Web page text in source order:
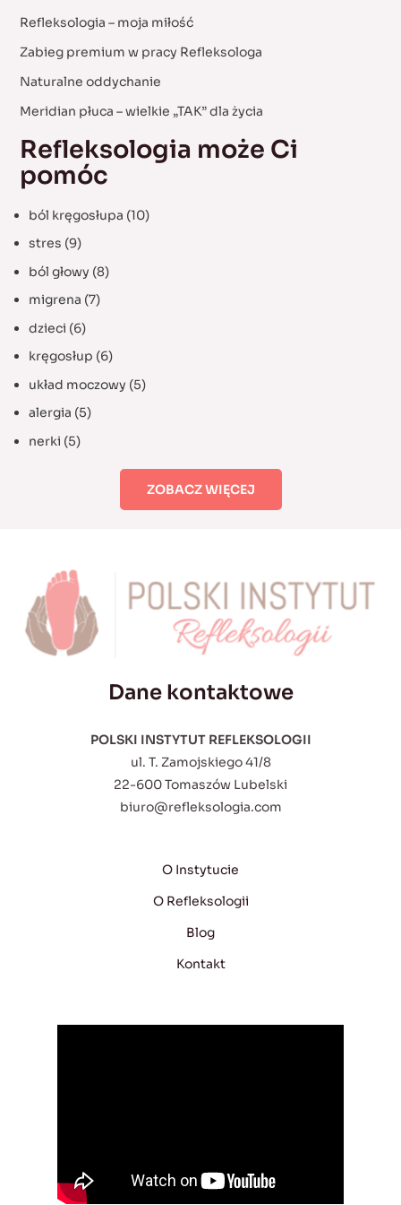
o
r
:
Refleksologia – moja miłość
Zabieg premium w pracy Refleksologa
Naturalne oddychanie
Meridian płuca – wielkie „TAK” dla życia
Refleksologia może Ci
pomóc
ból kręgosłupa (10)
stres (9)
ból głowy (8)
migrena (7)
dzieci (6)
kręgosłup (6)
układ moczowy (5)
alergia (5)
nerki (5)
ZOBACZ WIĘCEJ
Dane kontaktowe
POLSKI INSTYTUT REFLEKSOLOGII
ul. T. Zamojskiego 41/8
22-600 Tomaszów Lubelski
biuro@refleksologia.com
O Instytucie
O Refleksologii
Blog
Kontakt